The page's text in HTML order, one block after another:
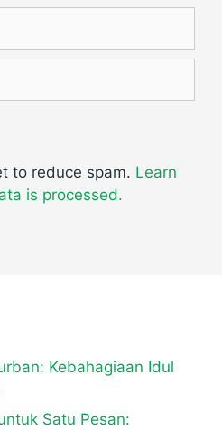
to reduce spam. Learn
is processed.
Kebahagiaan Idul
Satu Pesan: